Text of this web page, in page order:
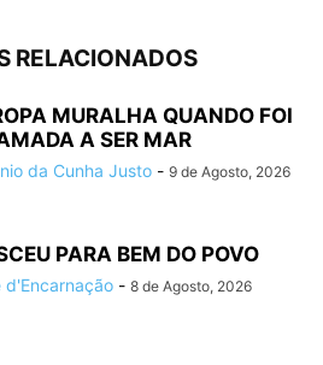
RELACIONADOS
MURALHA QUANDO FOI
A SER MAR
da Cunha Justo - 9 de Agosto, 2026
PARA BEM DO POVO
d'Encarnação - 8 de Agosto, 2026